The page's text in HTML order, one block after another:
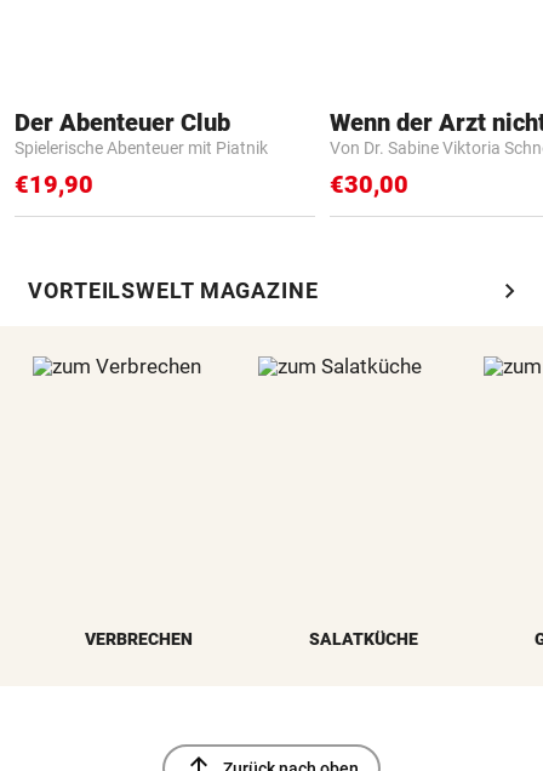
Der Abenteuer Club
Spielerische Abenteuer mit Piatnik
€19,90
Von Dr. Sabine Viktoria
€30,00
VORTEILSWELT MAGAZINE chevron_right
VERBRECHEN SALATKÜCHE